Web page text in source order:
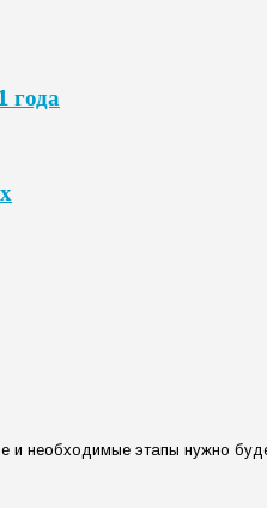
года
необходимые этапы нужно